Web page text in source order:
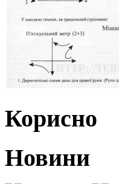
Корисно
Новини